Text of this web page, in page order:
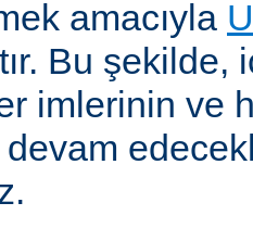
amacıyla
Bu
imlerinin ve
devam